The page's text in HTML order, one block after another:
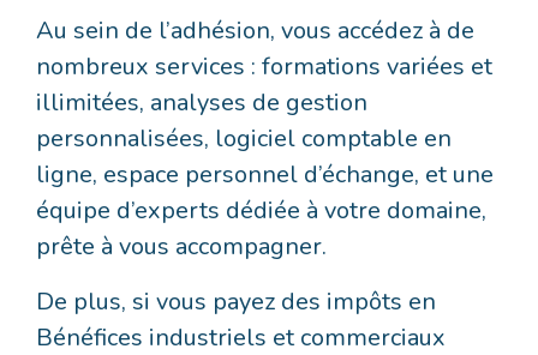
Au sein de l’adhésion, vous accédez à de
nombreux services : formations variées et
illimitées, analyses de gestion
personnalisées, logiciel comptable en
ligne, espace personnel d’échange, et une
équipe d’experts dédiée à votre domaine,
prête à vous accompagner.
De plus, si vous payez des impôts en
Bénéfices industriels et commerciaux